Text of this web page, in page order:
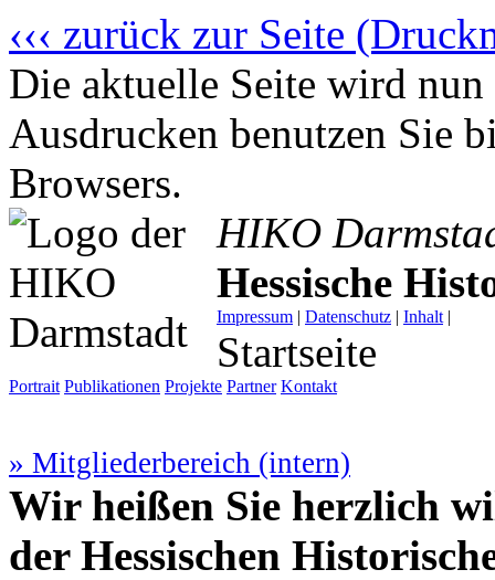
‹‹‹ zurück zur Seite
Die aktuelle Seite wird
Ausdrucken benutzen Sie
Browsers.
HIKO
Hessische
Impressum | Datenschutz | Inhalt |
Startseite
Portrait Publikationen Projekte Partner Kontakt
» Mitgliederbereich (intern)
Wir heißen Sie herzlich
der Hessischen